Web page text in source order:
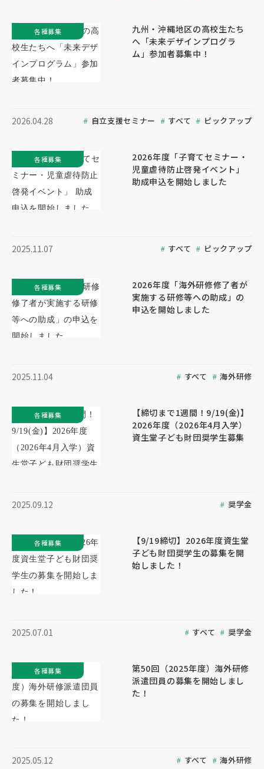
九州・沖縄地区の高校生たち
へ「未来デザインプログラ
ム」参加者募集中！
2026.04.28 自立支援セミナー すべて ピックアップ
各種募集
2026年度「子育てセミナー・
児童虐待防止啓発イベント」
助成申込を開始しました
2025.11.07 すべて ピックアップ
各種募集
2026年度「海外研修修了者が
実施する研修等への助成」の
申込を開始しました
2025.11.04 すべて 海外研修
各種募集
【締切まで1週間！9/19(金)】
2026年度（2026年4月入学）
資生堂子ども財団奨学生募集
2025.09.12 奨学金
各種募集
【9/19締切】2026年度資生堂
子ども財団奨学生の募集を開
始しました！
2025.07.01 すべて 奨学金
各種募集
第50回（2025年度）海外研修
派遣団員の募集を開始しまし
た！
2025.05.12 すべて 海外研修
各種募集